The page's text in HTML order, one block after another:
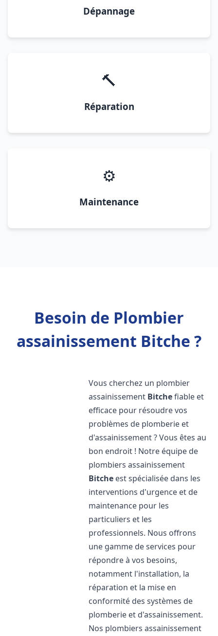
Dépannage
🔨
Réparation
⚙️
Maintenance
Besoin de Plombier
assainissement Bitche ?
Vous cherchez un plombier
assainissement Bitchefiable et
efficace pour résoudre vos
problèmes de plomberie et
d'assainissement ? Vous êtes au
bon endroit ! Notre équipe de
plombiers assainissement
Bitche est spécialisée dans les
interventions d'urgence et de
maintenance pour les
particuliers et les
professionnels. Nous offrons
une gamme de services pour
répondre à vos besoins,
notamment l'installation, la
réparation et la mise en
conformité des systèmes de
plomberie et d'assainissement.
Nos plombiers assainissement